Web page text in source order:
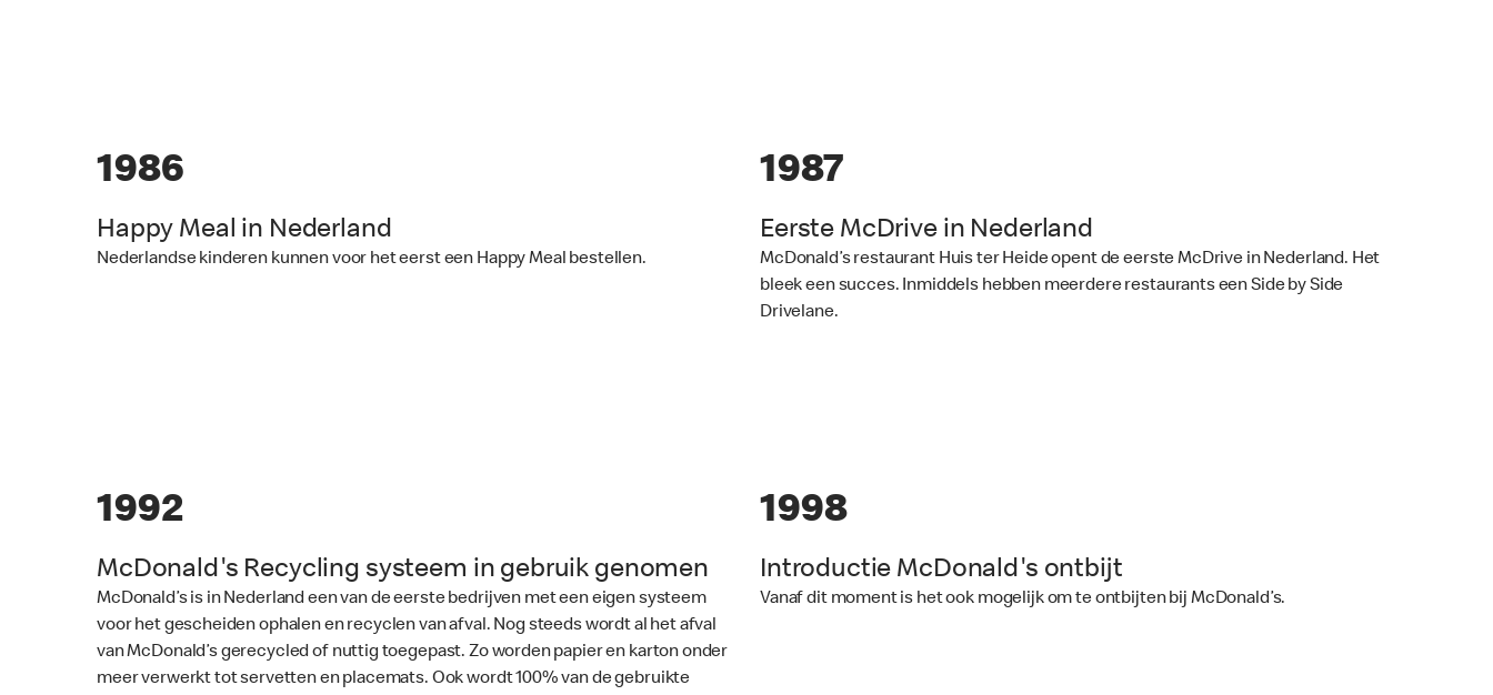
1986
Happy Meal in Nederland
Nederlandse kinderen kunnen voor het eerst een Happy Meal bestellen.
1987
Eerste McDrive in Nederland
McDonald’s restaurant Huis ter Heide opent de eerste McDrive in Nederland. Het
bleek een succes. Inmiddels hebben meerdere restaurants een Side by Side
Drivelane.
1992
McDonald's Recycling systeem in gebruik genomen
McDonald’s is in Nederland een van de eerste bedrijven met een eigen systeem
voor het gescheiden ophalen en recyclen van afval. Nog steeds wordt al het afval
van McDonald’s gerecycled of nuttig toegepast. Zo worden papier en karton onder
meer verwerkt tot servetten en placemats. Ook wordt 100% van de gebruikte
1998
Introductie McDonald's ontbijt
Vanaf dit moment is het ook mogelijk om te ontbijten bij McDonald’s.